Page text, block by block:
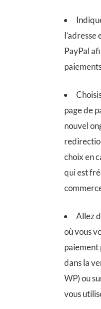
PayPal
page de
nouvel
choix en
qui est
Allez
où vous
paiement
dans la
WP) ou
vous